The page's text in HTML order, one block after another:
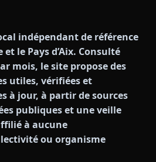
indépendant de référence
le Pays d’Aix. Consulté
mois, le site propose des
utiles, vérifiées et
à jour, à partir de sources
publiques et une veille
à aucune
ou organisme